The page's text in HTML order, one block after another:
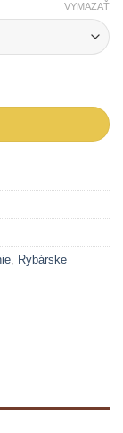
VYMAZAŤ
, Rybárske